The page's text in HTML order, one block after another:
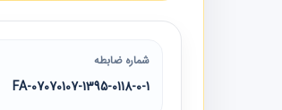
شماره ضابطه
07070107-1395-0118-0-1-FA